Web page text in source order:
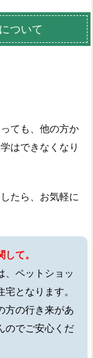
ついて
ても、他の方か
はできなくなり
たら、お気軽に
て。
、ペットショッ
となります。
方の行き来があ
のでご安心くだ